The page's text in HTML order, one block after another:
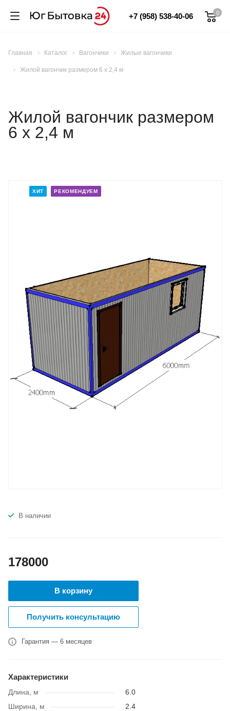
0
+7 (958) 538-40-06
Главная Каталог Вагончики Жилые вагончики
Жилой вагончик размером 6 х 2,4 м
Жилой вагончик размером
6 х 2,4 м
ХИТ РЕКОМЕНДУЕМ
В наличии
178000
В корзину
Получить консультацию
Гарантия — 6 месяцев
Характеристики
Длина, м
6.0
Ширина, м
2.4